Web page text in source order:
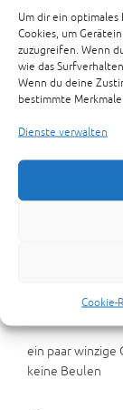
Um dir ein
Cookies, um
zuzugreifen. Wenn
wie das
Wenn du deine
bestimmte
Dienste verwalten
Cookie-
€179,00
keine Beulen
Zur
Kategorien:
Beschreibung
1x TANK
1x ORIGINAL
ein paar winzige
keine Beulen